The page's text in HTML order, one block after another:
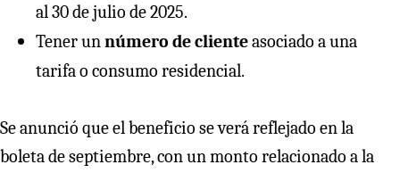
al 30 de julio de 2025.
Tener unnúmero de clienteasociado a una
tarifa o consumo residencial.
Se anunció que el beneficio se verá reflejado en la
boleta de septiembre, con un monto relacionado a la